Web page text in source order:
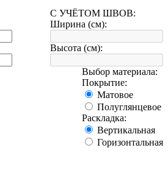
С УЧЁТОМ ШВОВ:
Ширина (см):
Высота (см):
Выбор материала:
Покрытие:
Матовое
Полуглянцевое
Раскладка:
Вертикальная
Горизонтальная